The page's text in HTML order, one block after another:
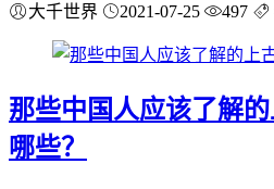
大千世界 2021-07-25 497
那些中国人应该了解
哪些？